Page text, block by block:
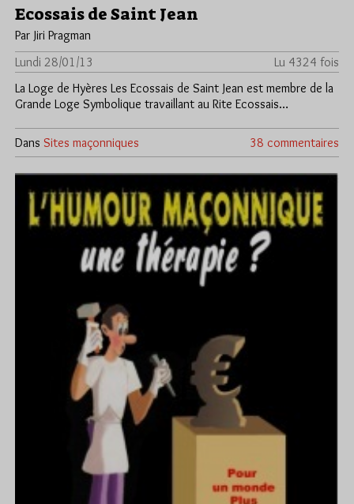
Ecossais de Saint Jean
Par Jiri Pragman
Lundi 28/01/13
Lu 4324 fois
La Loge de Hyères Les Ecossais de Saint Jean est membre de la
Grande Loge Symbolique travaillant au Rite Ecossais…
Dans Sites maçonniques 38 commentaires